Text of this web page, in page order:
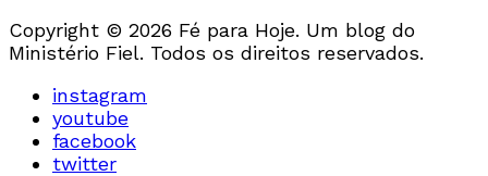
Copyright © 2026 Fé para Hoje. Um blog do
Ministério Fiel. Todos os direitos reservados.
instagram
youtube
facebook
twitter